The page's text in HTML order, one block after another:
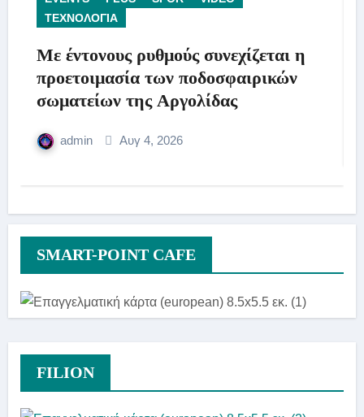
ΤΕΧΝΟΛΟΓΙΑ
Με έντονους ρυθμούς συνεχίζεται η
προετοιμασία των ποδοσφαιρικών
σωματείων της Αργολίδας
admin Αυγ 4, 2026
SMART-POINT CAFE
FILION